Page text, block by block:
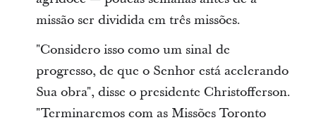
missão ser dividida em três missões.
"Considero isso como um sinal de
progresso, de que o Senhor está acelerando
Sua obra", disse o presidente Christofferson.
"Terminaremos com as Missões Toronto